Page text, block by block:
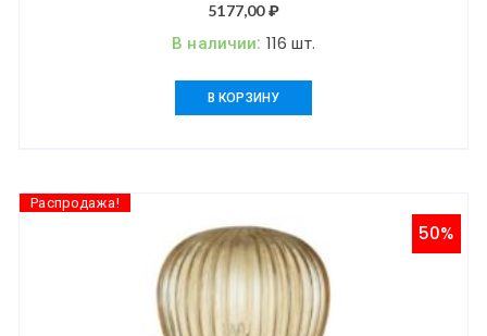
5177,00₽
В наличии: 116 шт.
В КОРЗИНУ
Распродажа!
50%